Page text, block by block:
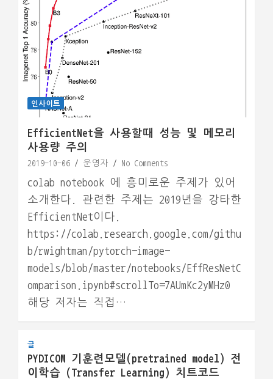
인사이트
EfficientNet을 사용할때 성능 및 메모리
사용량 주의
2019-10-06 운영자 No Comments
colab notebook 에 흥미로운 주제가 있어
소개한다. 관련한 주제는 2019년을 강타한
EfficientNet이다.
https://colab.research.google.com/githu
b/rwightman/pytorch-image-
models/blob/master/notebooks/EffResNetC
omparison.ipynb#scrollTo=7AUmKc2yMHz0
해당 저자는 직접…
글
PYDICOM 기훈련모델(pretrained model) 전
이학습 (Transfer Learning) 치트코드